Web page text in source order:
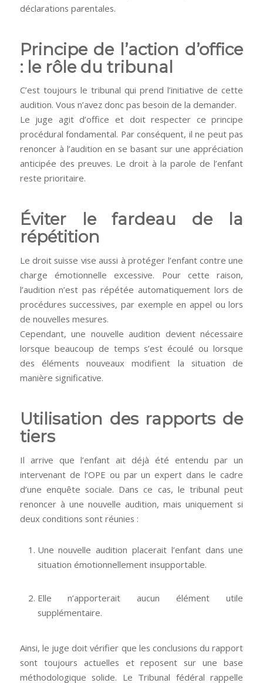
déclarations parentales.
Principe de l’action d’office
: le rôle du tribunal
C’est toujours le tribunal qui prend l’initiative de cette
audition. Vous n’avez donc pas besoin de la demander.
Le juge agit d’office et doit respecter ce principe
procédural fondamental. Par conséquent, il ne peut pas
renoncer à l’audition en se basant sur une appréciation
anticipée des preuves. Le droit à la parole de l’enfant
reste prioritaire.
Éviter le fardeau de la
répétition
Le droit suisse vise aussi à protéger l’enfant contre une
charge émotionnelle excessive. Pour cette raison,
l’audition n’est pas répétée automatiquement lors de
procédures successives, par exemple en appel ou lors
de nouvelles mesures.
Cependant, une nouvelle audition devient nécessaire
lorsque beaucoup de temps s’est écoulé ou lorsque
des éléments nouveaux modifient la situation de
manière significative.
Utilisation des rapports de
tiers
Il arrive que l’enfant ait déjà été entendu par un
intervenant de l’OPE ou par un expert dans le cadre
d’une enquête sociale. Dans ce cas, le tribunal peut
renoncer à une nouvelle audition, mais uniquement si
deux conditions sont réunies :
Une nouvelle audition placerait l’enfant dans une
situation émotionnellement insupportable.
Elle n’apporterait aucun élément utile
supplémentaire.
Ainsi, le juge doit vérifier que les conclusions du rapport
sont toujours actuelles et reposent sur une base
méthodologique solide. Le Tribunal fédéral rappelle